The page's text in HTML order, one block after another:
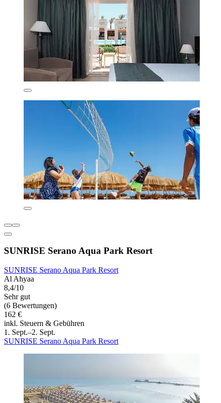
SUNRISE Serano Aqua Park Resort
SUNRISE Serano Aqua Park Resort
Al Ahyaa
8,4/10
Sehr gut
(6 Bewertungen)
162 €
inkl. Steuern & Gebühren
1. Sept.–2. Sept.
SUNRISE Serano Aqua Park Resort